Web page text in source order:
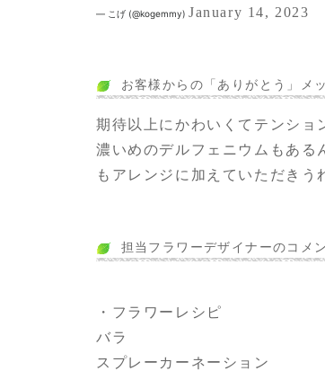
— こげ (@kogemmy) January 14, 2023
お客様からの「ありがとう」メ
期待以上にかわいくてテンショ
濃いめのデルフェニウムもある
もアレンジに加えていただきう
担当フラワーデザイナーのコメ
・フラワーレシピ
バラ
スプレーカーネーション